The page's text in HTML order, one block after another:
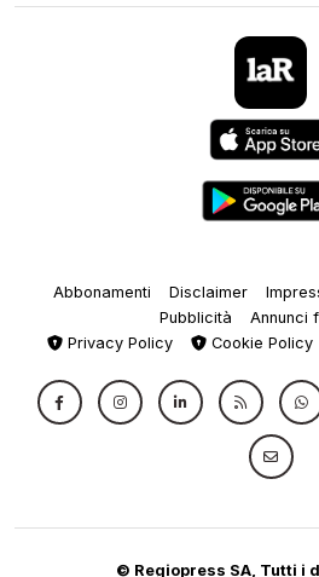
Abbonamenti Disclaimer
Pubblicità
Annunci
Privacy Policy
Cookie Policy
© Regiopress SA, Tutti i